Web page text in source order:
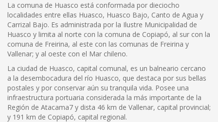
La comuna de Huasco está conformada por dieciocho
localidades entre ellas Huasco, Huasco Bajo, Canto de Agua y
Carrizal Bajo. Es administrada por la Ilustre Municipalidad de
Huasco y limita al norte con la comuna de Copiapó, al sur con la
comuna de Freirina, al este con las comunas de Freirina y
Vallenar; y al oeste con el Mar chileno.
La ciudad de Huasco, capital comunal, es un balneario cercano
a la desembocadura del río Huasco, que destaca por sus bellas
postales y por conservar aún su tranquila vida. Posee una
infraestructura portuaria considerada la más importante de la
Región de Atacama7 y dista 46 km de Vallenar, capital provincial;
y 191 km de Copiapó, capital regional.